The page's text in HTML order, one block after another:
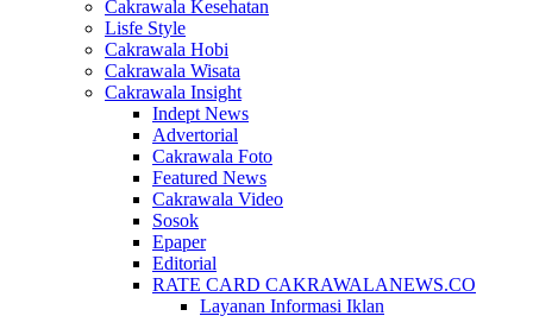
Cakrawala Kesehatan
Lisfe Style
Cakrawala Hobi
Cakrawala Wisata
Cakrawala Insight
Indept News
Advertorial
Cakrawala Foto
Featured News
Cakrawala Video
Sosok
Epaper
Editorial
RATE CARD CAKRAWALANEWS.CO
Layanan Informasi Iklan